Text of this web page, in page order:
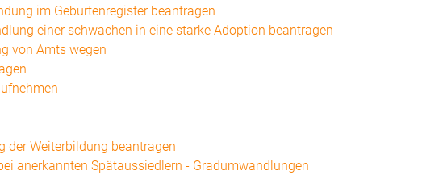
im Geburtenregister beantragen
einer schwachen in eine starke Adoption beantragen
von Amts wegen
der Weiterbildung beantragen
anerkannten Spätaussiedlern - Gradumwandlungen